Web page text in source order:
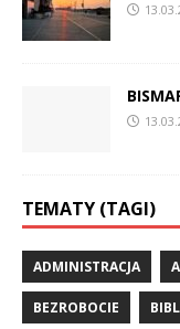
TEMATY (TAGI)
ADMINISTRACJA
BEZROBOCIE